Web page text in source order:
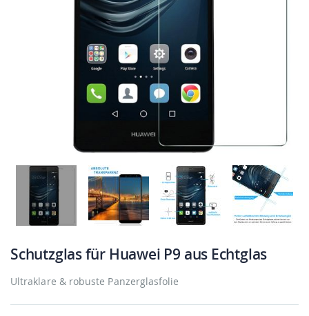
Schutzglas für Huawei P9 aus Echtglas
Ultraklare & robuste Panzerglasfolie